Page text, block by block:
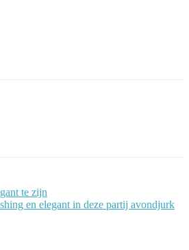
te zijn
en elegant in deze partij avondjurk